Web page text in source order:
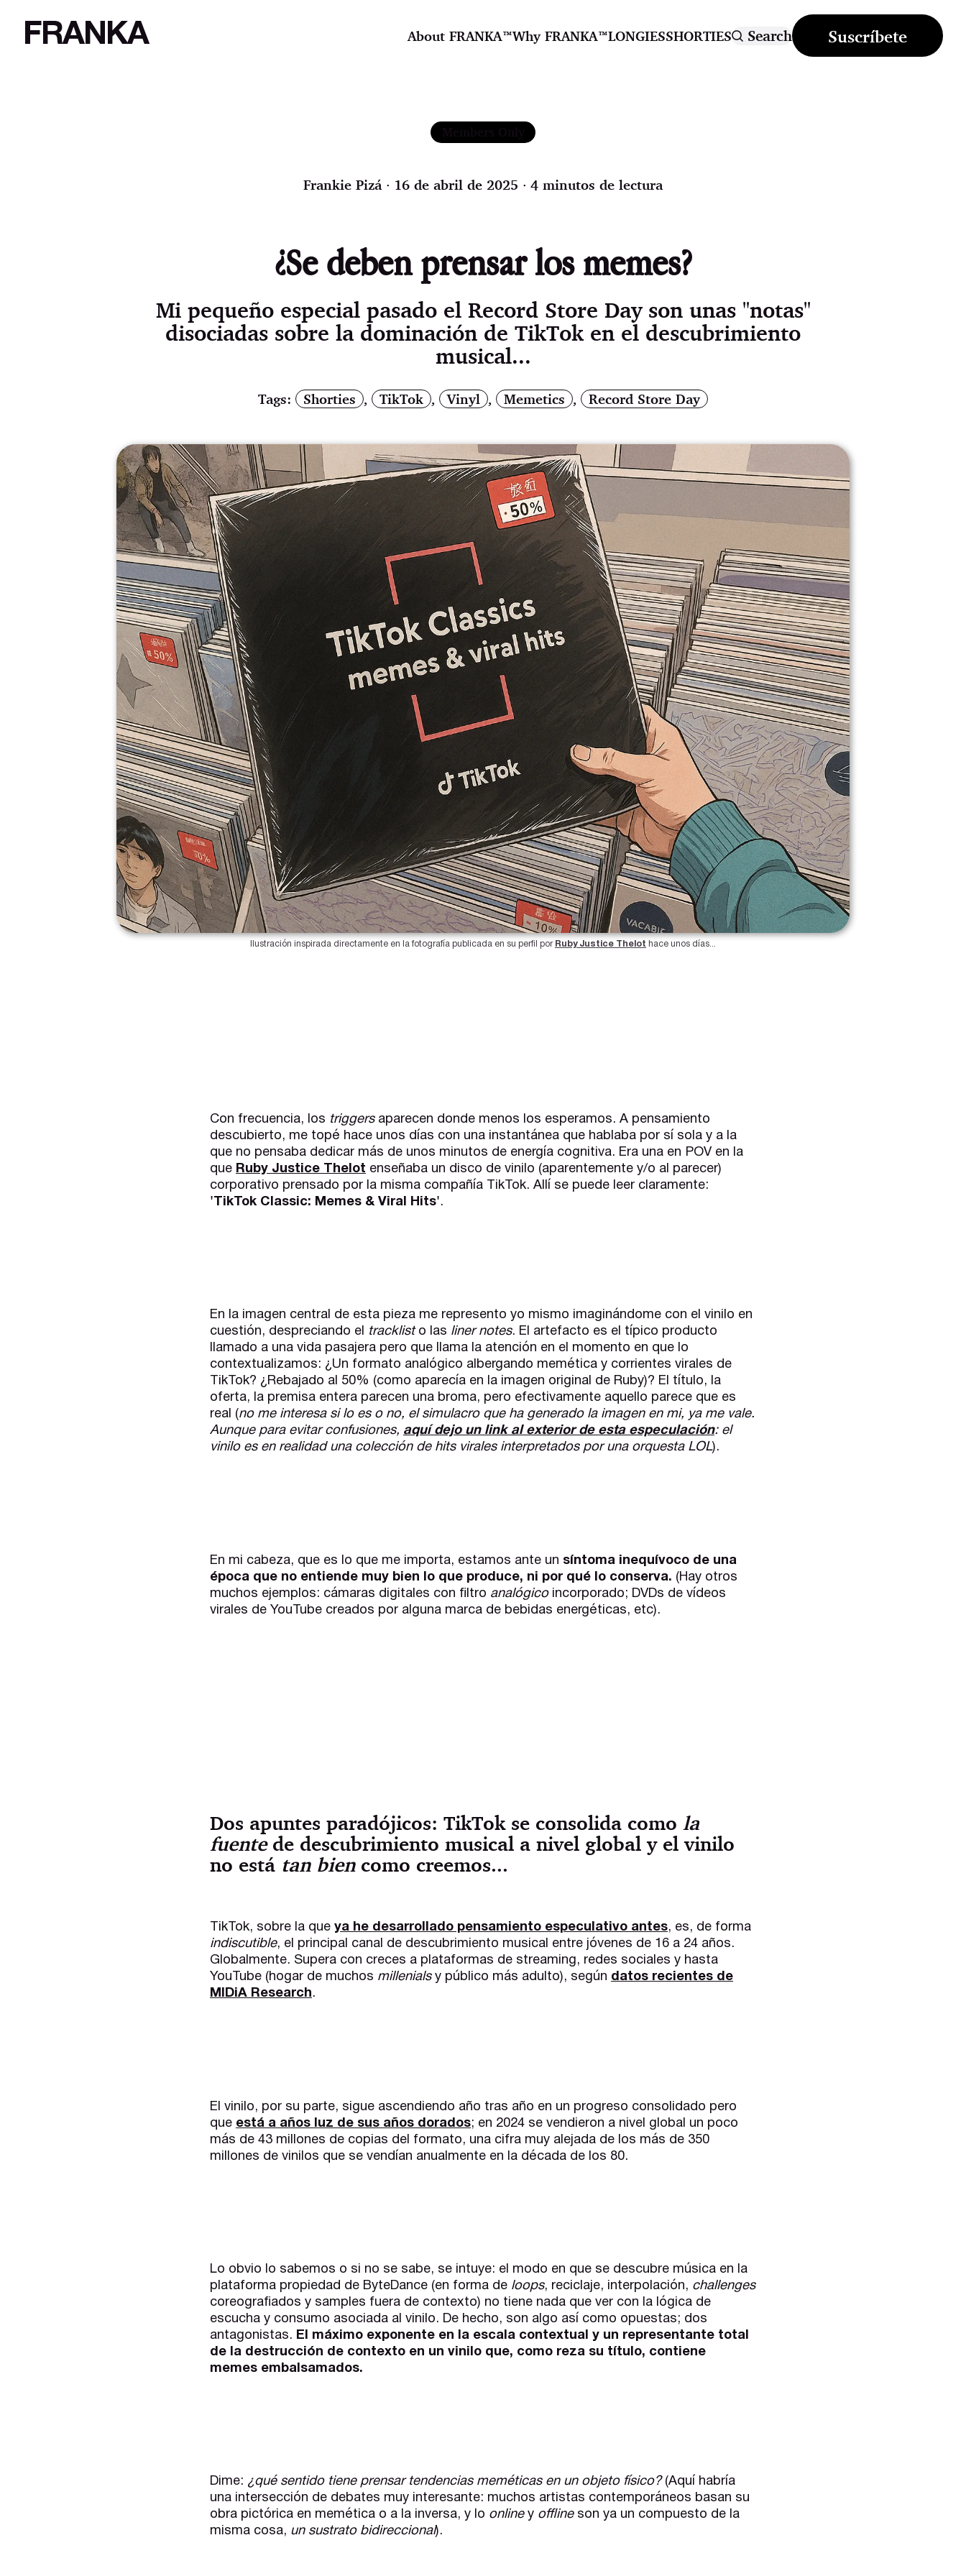
FRANKA About FRANKA™️Why FRANKA™️LONGIESSHORTIES Search Suscríbete
Frankie Pizá ∙ 16 de abril de 2025 ∙ 4 minutos de lectura
¿Se deben prensar los memes?
Mi pequeño especial pasado el Record Store Day son unas "notas"
disociadas sobre la dominación de TikTok en el descubrimiento
musical...
Tags: Shorties , TikTok , Vinyl , Memetics , Record Store Day
Ilustración inspirada directamente en la fotografía publicada en su perfil por Ruby Justice Thelot hace unos días...
Con frecuencia, los triggersaparecen donde menos los esperamos. A pensamiento
descubierto, me topé hace unos días con una instantánea que hablaba por sí sola y a la
que no pensaba dedicar más de unos minutos de energía cognitiva. Era una en POV en la
que Ruby Justice Thelot enseñaba un disco de vinilo (aparentemente y/o al parecer)
corporativo prensado por la misma compañía TikTok. Allí se puede leer claramente:
'TikTok Classic: Memes & Viral Hits'.
En la imagen central de esta pieza me represento yo mismo imaginándome con el vinilo en
cuestión, despreciando el
tracklisto las liner notes. El artefacto es el típico producto
llamado a una vida pasajera pero que llama la atención en el momento en que lo
contextualizamos: ¿Un formato analógico albergando memética y corrientes virales de
TikTok? ¿Rebajado al 50% (como aparecía en la imagen original de Ruby)? El título, la
oferta, la premisa entera parecen una broma, pero efectivamente aquello parece que es
real (no me interesa si lo es o no, el simulacro que ha generado la imagen en mi, ya me vale.
Aunque para evitar confusiones, aquí dejo un link al exterior de esta especulación: el
vinilo es en realidad una colección de hits virales interpretados por una orquesta LOL).
En mi cabeza, que es lo que me importa, estamos ante un síntoma inequívoco de una
época que no entiende muy bien lo que produce, ni por qué lo conserva. (Hay otros
muchos ejemplos: cámaras digitales con filtro analógicoincorporado; DVDs de vídeos
virales de YouTube creados por alguna marca de bebidas energéticas, etc).
Dos apuntes paradójicos: TikTok se consolida como la
fuentede descubrimiento musical a nivel global y el vinilo
no está tan biencomo creemos...
TikTok, sobre la que ya he desarrollado pensamiento especulativo antes, es, de forma
indiscutible, el principal canal de descubrimiento musical entre jóvenes de 16 a 24 años.
Globalmente. Supera con creces a plataformas de streaming, redes sociales y hasta
YouTube (hogar de muchos millenialsy público más adulto), según datos recientes de
MIDiA Research.
El vinilo, por su parte, sigue ascendiendo año tras año en un progreso consolidado pero
que está a años luz de sus años dorados; en 2024 se vendieron a nivel global un poco
más de 43 millones de copias del formato, una cifra muy alejada de los más de 350
millones de vinilos que se vendían anualmente en la década de los 80.
Lo obvio lo sabemos o si no se sabe, se intuye: el modo en que se descubre música en la
plataforma propiedad de ByteDance (en forma de loops, reciclaje, interpolación, challenges
coreografiados y samples fuera de contexto) no tiene nada que ver con la lógica de
escucha y consumo asociada al vinilo. De hecho, son algo así como opuestas; dos
antagonistas. El máximo exponente en la escala contextual y un representante total
de la destrucción de contexto en un vinilo que, como reza su título, contiene
memes embalsamados.
Dime: ¿qué sentido tiene prensar tendencias meméticas en un objeto físico? (Aquí habría
una intersección de debates muy interesante: muchos artistas contemporáneos basan su
obra pictórica en memética o a la inversa, y lo online y offlineson ya un compuesto de la
misma cosa, un sustrato bidireccional).